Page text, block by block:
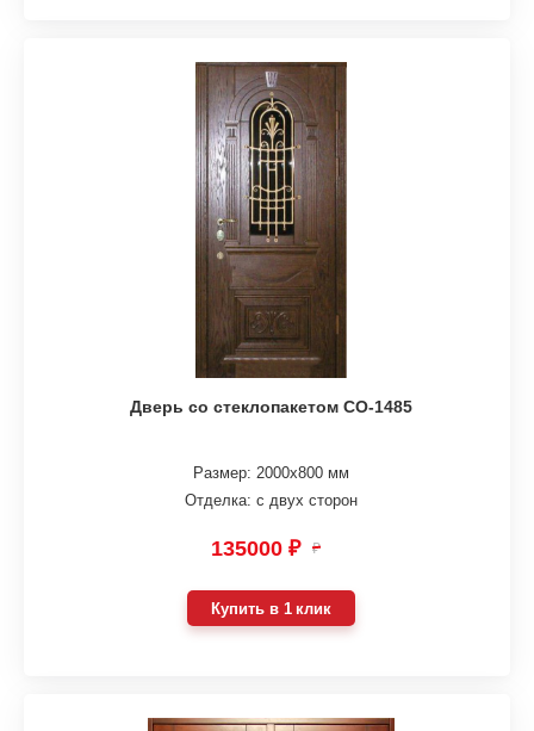
Дверь со стеклопакетом СО-1485
Размер: 2000х800 мм
Отделка: с двух сторон
135000 ₽ ₽
Купить в 1 клик